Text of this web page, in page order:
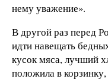
нему уважение».
В другой раз перед
идти навещать
кусок мяса, лучший
положила в